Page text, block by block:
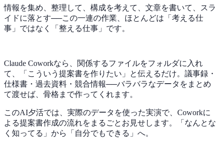
情報を集め、整理して、構成を考えて、文章を書いて、スラ
イドに落とす──この一連の作業、ほとんどは「考える仕
事」ではなく「整える仕事」です。
Claude Coworkなら、関係するファイルをフォルダに入れ
て、「こういう提案書を作りたい」と伝えるだけ。議事録・
仕様書・過去資料・競合情報──バラバラなデータをまとめ
て渡せば、骨格まで作ってくれます。
このAI夕活では、実際のデータを使った実演で、Coworkに
よる提案書作成の流れをまるごとお見せします。「なんとな
く知ってる」から「自分でもできる」へ。